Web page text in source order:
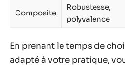
Composite
Robustesse,
polyvalence
En prenant le temps de
adapté à votre pratique,